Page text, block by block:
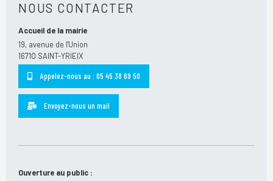
NOUS CONTACTER
Accueil de la mairie
19, avenue de l'Union
16710 SAINT-YRIEIX
Appelez-nous au : 05 45 38 69 50
Envoyez-nous un mail
Ouverture au public :